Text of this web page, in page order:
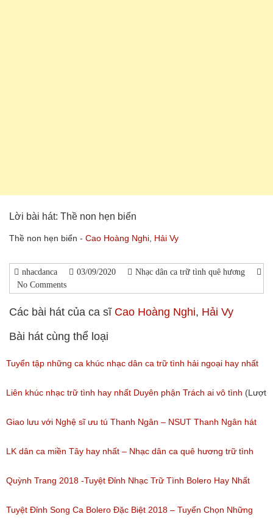
Lời bài hát: Thề non hẹn biển
Thề non hẹn biển - Cao Hoàng Nghi Hải Vy
nhacdanca 03/09/2020
Nhạc dân ca trữ tình quê hương
No Comments
Các bài hát của ca sĩ Cao Hoàng Nghi, Hải Vy
Bài hát cùng thể loại
Tuyển tập những ca khúc nhạc dân ca trữ tình hải ngoại hay nhất
(Lượt nghe: 277)
Liên khúc nhạc trữ tình hay nhất Duyên phận Trách ai vô tình (Lượt
nghe: 193)
Giao lưu với Nghệ sĩ ưu tú Thanh Ngân – NSUT Thanh Ngân hát
Bolero
(Lượt nghe: 80)
LK dân ca miền Tây hay nhất – Nhạc dân ca quê hương trữ tình
miền tây hay nhất
(Lượt nghe: 184)
Quỳnh Trang 2018 -Tuyệt Đỉnh Nhạc Trữ Tình Bolero Hay Nhất
Của Quỳnh Trang 2018
Tuyệt Đỉnh Song Ca Bolero Đặc Biệt 2018 – Tuyển Chọn Những